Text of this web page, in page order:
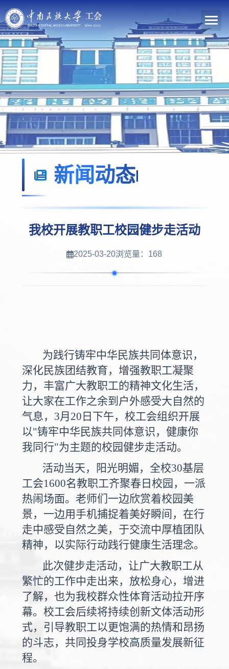
新闻动态|
我校开展教职工校园健步走活动
2025-03-20浏览量： 168
为践行铸牢中华民族共同体意识，
深化民族团结教育，增强教职工凝聚
力，丰富广大教职工的精神文化生活，
让大家在工作之余到户外感受大自然的
气息，3月20日下午，校工会组织开展
以"铸牢中华民族共同体意识，健康你
我同行"为主题的校园健步走活动。
活动当天，阳光明媚，全校30基层
工会1600名教职工齐聚春日校园，一派
热闹场面。老师们一边欣赏着校园美
景，一边用手机捕捉着美好瞬间，在行
走中感受自然之美，于交流中厚植团队
精神，以实际行动践行健康生活理念。
此次健步走活动，让广大教职工从
繁忙的工作中走出来，放松身心，增进
了解，也为我校群众性体育活动拉开序
幕。校工会后续将持续创新文体活动形
式，引导教职工以更饱满的热情和昂扬
的斗志，共同投身学校高质量发展新征
程。